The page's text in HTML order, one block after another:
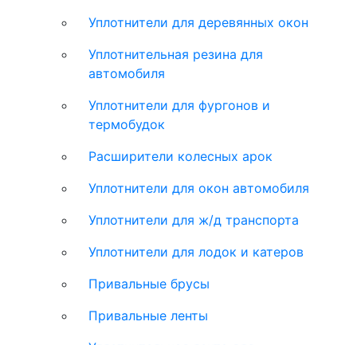
Уплотнители для деревянных окон
Уплотнительная резина для
автомобиля
Уплотнители для фургонов и
термобудок
Расширители колесных арок
Уплотнители для окон автомобиля
Уплотнители для ж/д транспорта
Уплотнители для лодок и катеров
Привальные брусы
Привальные ленты